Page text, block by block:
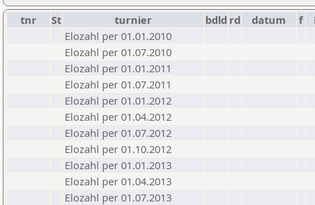
tnr St turnier bdld rd datum f
Elozahl per 01.01.2010
Elozahl per 01.07.2010
Elozahl per 01.01.2011
Elozahl per 01.07.2011
Elozahl per 01.01.2012
Elozahl per 01.04.2012
Elozahl per 01.07.2012
Elozahl per 01.10.2012
Elozahl per 01.01.2013
Elozahl per 01.04.2013
Elozahl per 01.07.2013